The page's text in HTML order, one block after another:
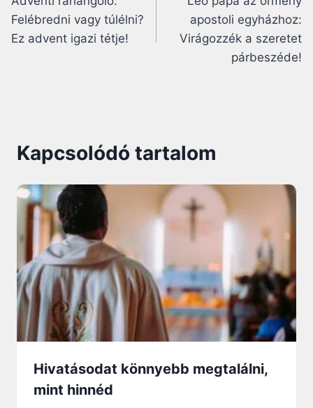
navigáció
Felébredni vagy túlélni?
Ez advent igazi tétje!
apostoli egyházhoz:
Virágozzék a szeretet
párbeszéde!
Kapcsolódó tartalom
Hivatásodat könnyebb megtalálni,
mint hinnéd